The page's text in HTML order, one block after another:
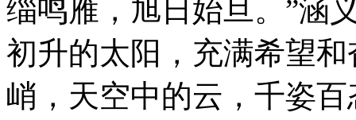
缁鸣雁，旭日始旦。”涵
初升的太阳，充满希望
峭，天空中的云，千姿